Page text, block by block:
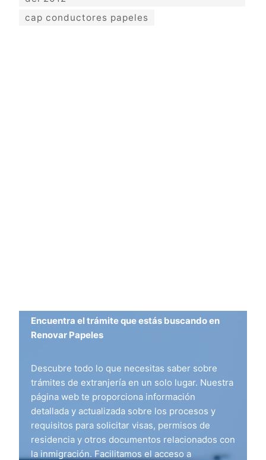
cap conductores papeles
Encuentra el trámite que estás buscando en
Renovar Papeles
Descubre todo lo que necesitas saber sobre
trámites de extranjería en un solo lugar. Nuestra
página web te proporciona información
detallada y actualizada sobre los procesos y
requisitos para solicitar visas, permisos de
residencia y otros documentos relacionados con
la inmigración. Facilitamos el acceso a